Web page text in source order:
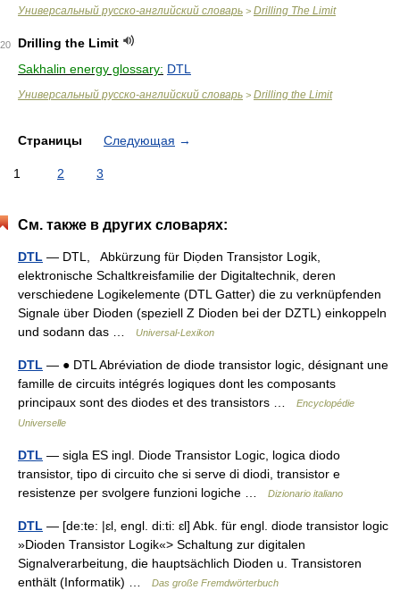
Универсальный русско-английский словарь > Drilling The Limit
20
Drilling the Limit
Sakhalin energy glossary: DTL
Универсальный русско-английский словарь > Drilling the Limit
Страницы Следующая →
1 2 3
См. также в других словарях:
DTL — DTL, Abkürzung für Diọden Transịstor Logik,
elektronische Schaltkreisfamilie der Digitaltechnik, deren
verschiedene Logikelemente (DTL Gatter) die zu verknüpfenden
Signale über Dioden (speziell Z Dioden bei der DZTL) einkoppeln
und sodann das …
Universal-Lexikon
DTL — ● DTL Abréviation de diode transistor logic, désignant une
famille de circuits intégrés logiques dont les composants
principaux sont des diodes et des transistors …
Encyclopédie
Universelle
DTL — sigla ES ingl. Diode Transistor Logic, logica diodo
transistor, tipo di circuito che si serve di diodi, transistor e
resistenze per svolgere funzioni logiche …
Dizionario italiano
DTL — [de:te: |ɛl, engl. di:ti: ɛl] Abk. für engl. diode transistor logic
»Dioden Transistor Logik«> Schaltung zur digitalen
Signalverarbeitung, die hauptsächlich Dioden u. Transistoren
enthält (Informatik) …
Das große Fremdwörterbuch